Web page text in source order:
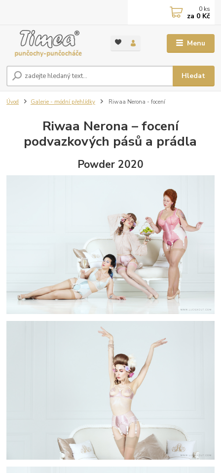
Menu
Hledat
0 ks
za 0 Kč
Úvod Galerie - módní přehlídky Riwaa Nerona - focení
Riwaa Nerona – focení
podvazkových pásů a prádla
Powder 2020